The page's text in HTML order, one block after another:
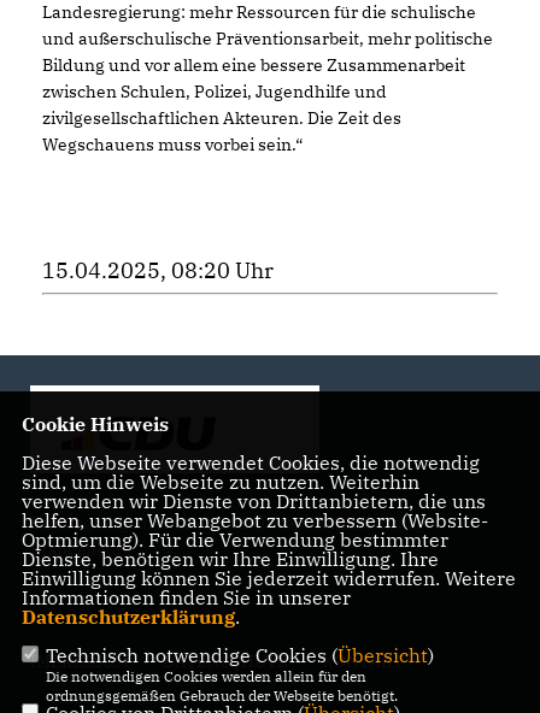
Landesregierung: mehr Ressourcen für die schulische
und außerschulische Präventionsarbeit, mehr politische
Bildung und vor allem eine bessere Zusammenarbeit
zwischen Schulen, Polizei, Jugendhilfe und
zivilgesellschaftlichen Akteuren. Die Zeit des
Wegschauens muss vorbei sein.“
15.04.2025, 08:20 Uhr
Landtagsabgeordnete der CDU Fraktion im Landtag
Brandenburg
IMPRESSUM DATENSCHUTZ KONTAKT
Cookie Hinweis
Diese Webseite verwendet Cookies, die notwendig
sind, um die Webseite zu nutzen. Weiterhin
verwenden wir Dienste von Drittanbietern, die uns
helfen, unser Webangebot zu verbessern (Website-
Optmierung). Für die Verwendung bestimmter
Dienste, benötigen wir Ihre Einwilligung. Ihre
Einwilligung können Sie jederzeit widerrufen. Weitere
Informationen finden Sie in unserer
Datenschutzerklärung.
Technisch notwendige Cookies (Übersicht)
Die notwendigen Cookies werden allein für den
ordnungsgemäßen Gebrauch der Webseite benötigt.